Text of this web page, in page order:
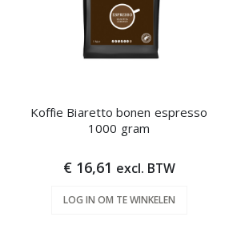
Koffie Biaretto bonen espresso
1000 gram
€ 16,61 excl. BTW
LOG IN OM TE WINKELEN